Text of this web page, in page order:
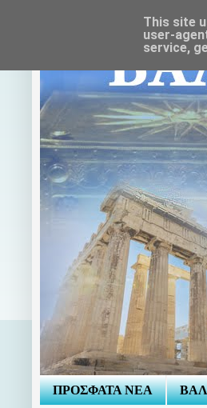
ΠΡΟΣΦΑΤΑ ΝΕΑ
This site
user-
service,